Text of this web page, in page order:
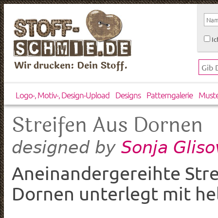
Wir drucken: Dein Stoff.
Logo-, Motiv-, Design-Upload Designs Patterngalerie
Streifen Aus Dornen
designed by Sonja
Aneinandergereihte
Dornen unterlegt mit